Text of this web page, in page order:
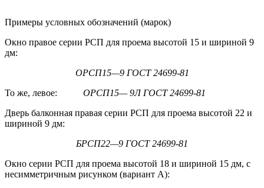
Примеры условных обозначений (марок)
Окно правое серии РСП для проема высотой 15 и шириной 9
дм:
ОРСП15—9 ГОСТ 24699-81
То же, левое: ОРСП15— 9Л ГОСТ 24699-81
Дверь балконная правая серии РСП для проема высотой 22 и
шириной 9 дм:
БРСП22—9 ГОСТ 24699-81
Окно серии РСП для проема высотой 18 и шириной 15 дм, с
несимметричным рисунком (вариант А):